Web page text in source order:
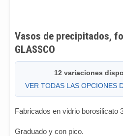
Vasos de precipitados,
GLASSCO
12 variaciones
VER TODAS LAS OPCIONES
Fabricados en vidrio borosilicato
Graduado y con pico.